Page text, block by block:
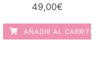
49,00€
AÑADIR AL CARRITO